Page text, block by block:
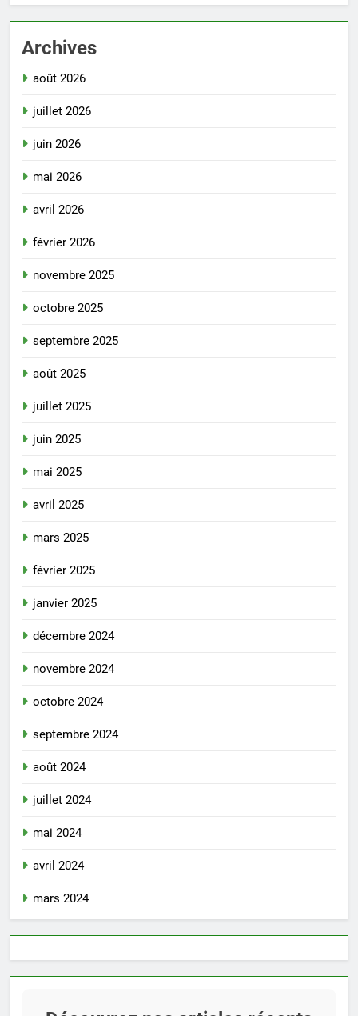
Archives
août 2026
juillet 2026
juin 2026
mai 2026
avril 2026
février 2026
novembre 2025
octobre 2025
septembre 2025
août 2025
juillet 2025
juin 2025
mai 2025
avril 2025
mars 2025
février 2025
janvier 2025
décembre 2024
novembre 2024
octobre 2024
septembre 2024
août 2024
juillet 2024
mai 2024
avril 2024
mars 2024